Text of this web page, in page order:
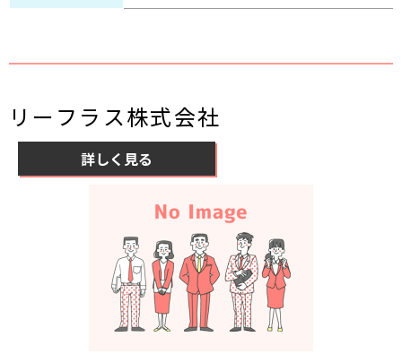
リーフラス株式会社
詳しく見る